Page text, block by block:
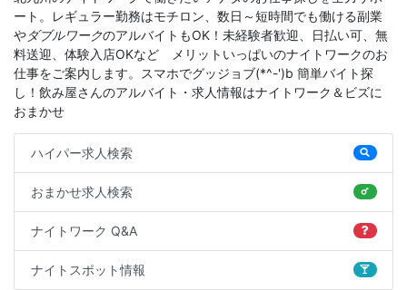
ート。レギュラー勤務はモチロン、数日～短時間でも働ける副業
やダブルワークのアルバイトもOK！未経験者歓迎、日払い可、無
料送迎、体験入店OKなどゝメリットいっぱいのナイトワークのお
仕事をご案内します。スマホでグッジョブ(*^-')b 簡単バイト探
し！飲み屋さんのアルバイト・求人情報はナイトワーク＆ビズに
おまかせ
ハイパー求人検索
おまかせ求人検索
ナイトワーク Q&A
ナイトスポット情報